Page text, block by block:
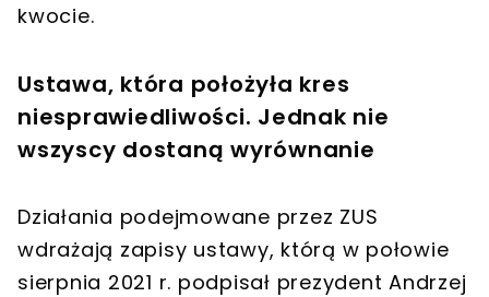
kwocie.
Ustawa, która położyła kres
niesprawiedliwości. Jednak nie
wszyscy dostaną wyrównanie
Działania podejmowane przez ZUS
wdrażają zapisy ustawy, którą w połowie
sierpnia 2021 r. podpisał prezydent Andrzej